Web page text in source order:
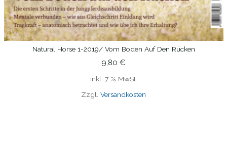
IN DEN WARENKORB
Natural Horse 1-2019/ Vom Boden Auf Den Rücken
9,80 €
Inkl. 7 % MwSt.
Zzgl. Versandkosten